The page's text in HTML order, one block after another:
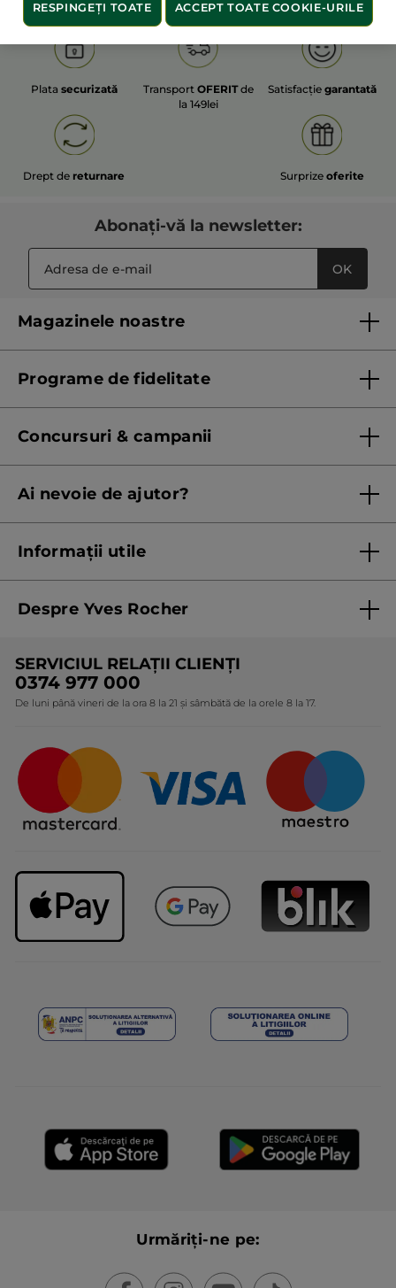
Plata securizată Transport OFERITde
la 149lei
Satisfacțiegarantată
Drept de returnare Surprize oferite
Abonați-vă la newsletter:
OK
Magazinele noastre
Programe de fidelitate
Concursuri & campanii
Listă prețuri standard
Ai nevoie de ajutor?
Informații utile
Termeni și condiții pentru vanzarea la distanță a
Politica de confidențialitate
Protecția Consumatorilor - A.N.P.C.
Despre Yves Rocher
Expertiza noastră botanică
Angajamentele noastre
Întrebări frecvente
SERVICIUL RELAȚII CLIENȚI
0374 977 000
De luni până vineri de la ora 8 la 21 și sâmbătă de la orele 8 la 17.
Urmăriți-ne pe:
RESPINGEȚI TOATE ACCEPT TOATE COOKIE-URILE